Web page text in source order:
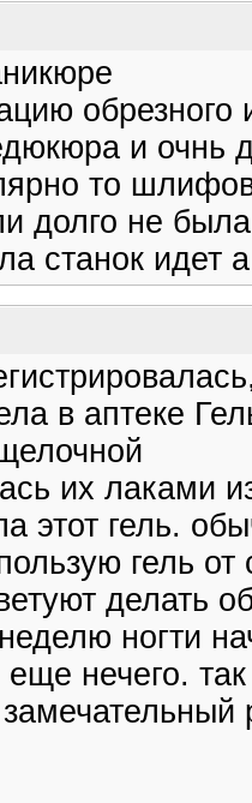
обрезного
и очнь
то
долго не была
станок
в аптеке
их лаками
этот гель.
гель
делать
ногти
еще нечего.